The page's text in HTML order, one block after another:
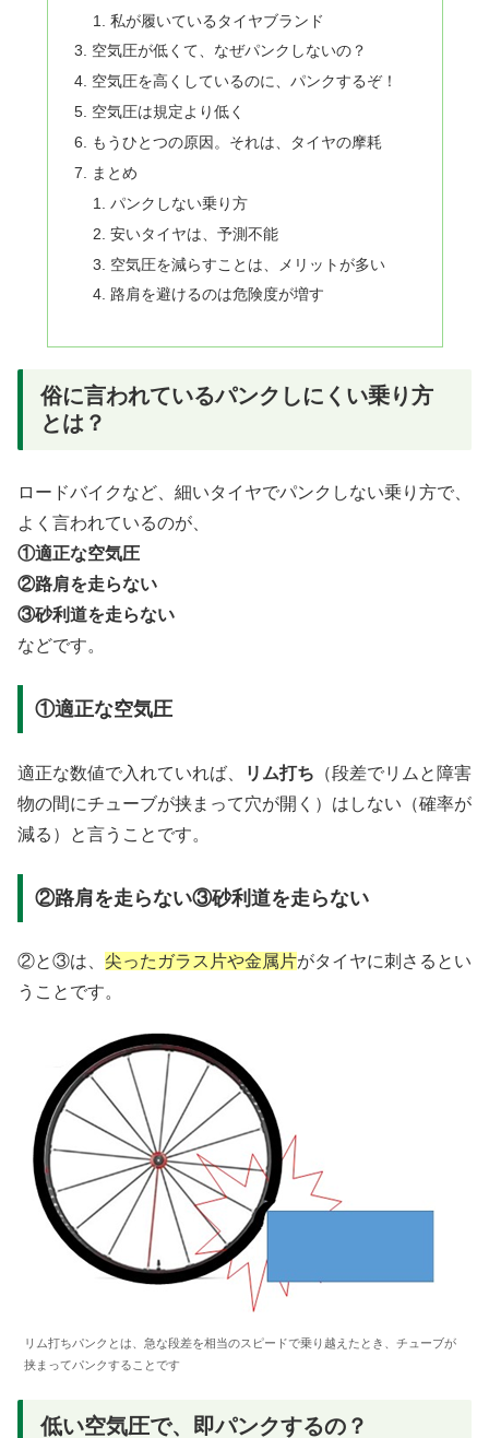
私が履いているタイヤブランド
空気圧が低くて、なぜパンクしないの？
空気圧を高くしているのに、パンクするぞ！
空気圧は規定より低く
もうひとつの原因。それは、タイヤの摩耗
まとめ
パンクしない乗り方
安いタイヤは、予測不能
空気圧を減らすことは、メリットが多い
路肩を避けるのは危険度が増す
俗に言われているパンクしにくい乗り方
とは？
ロードバイクなど、細いタイヤでパンクしない乗り方で、
よく言われているのが、
①適正な空気圧
②路肩を走らない
③砂利道を走らない
などです。
①適正な空気圧
適正な数値で入れていれば、 リム打ち （段差でリムと障害
物の間にチューブが挟まって穴が開く）はしない（確率が
減る）と言うことです。
②路肩を走らない③砂利道を走らない
②と③は、 尖ったガラス片や金属片がタイヤに刺さるとい
うことです。
リム打ちパンクとは、急な段差を相当のスピードで乗り越えたとき、チューブが
挟まってパンクすることです
低い空気圧で、即パンクするの？